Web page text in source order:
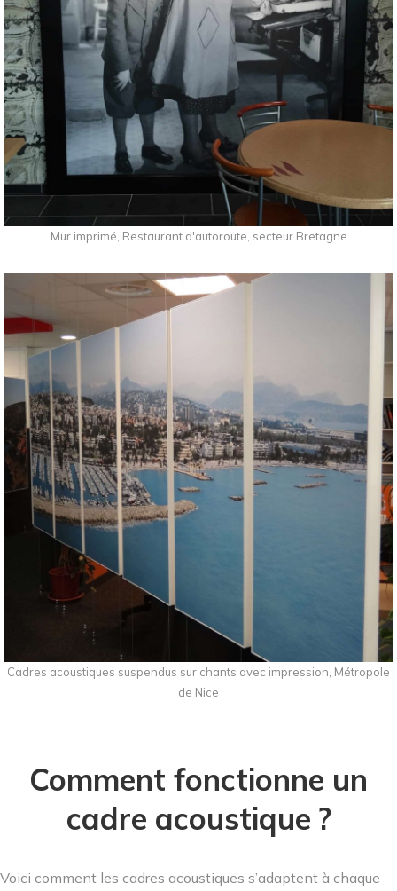
Mur imprimé, Restaurant d'autoroute, secteur Bretagne
Cadres acoustiques suspendus sur chants avec impression, Métropole
de Nice
Comment fonctionne un
cadre acoustique ?
Voici comment les cadres acoustiques s’adaptent à chaque